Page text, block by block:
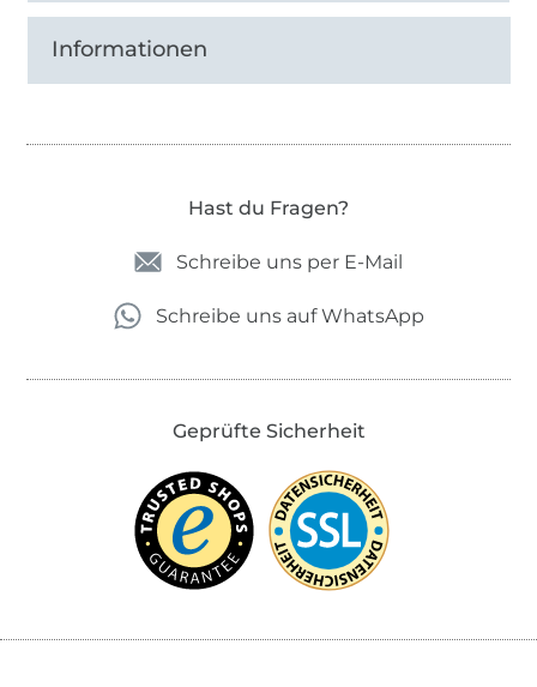
Informationen
Hast du Fragen?
Schreibe uns per E-Mail
Schreibe uns auf WhatsApp
Geprüfte Sicherheit